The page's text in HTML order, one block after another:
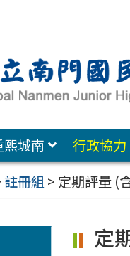
熙城南 行政協力
註冊組 > 定期評量 (
定